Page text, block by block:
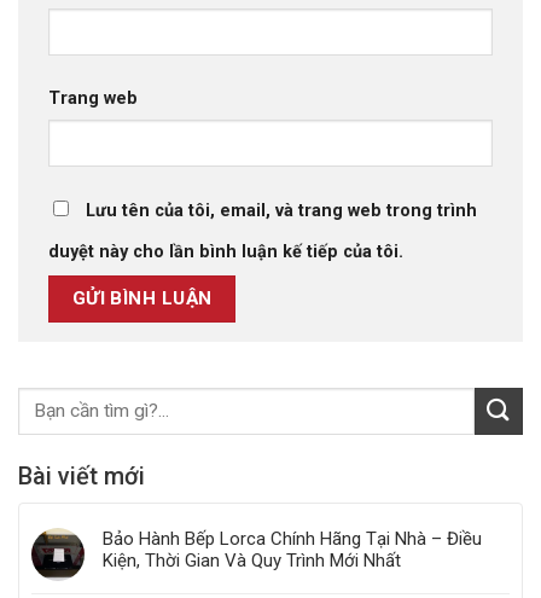
Trang web
Lưu tên của tôi, email, và trang web trong trình
duyệt này cho lần bình luận kế tiếp của tôi.
Bài viết mới
Bảo Hành Bếp Lorca Chính Hãng Tại Nhà – Điều
Kiện, Thời Gian Và Quy Trình Mới Nhất